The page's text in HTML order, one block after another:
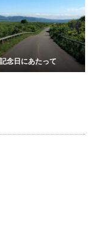
念日にあたって